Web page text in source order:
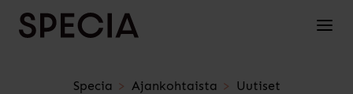
Siirry sisältöön
Specia Ajankohtaista
Uutiset